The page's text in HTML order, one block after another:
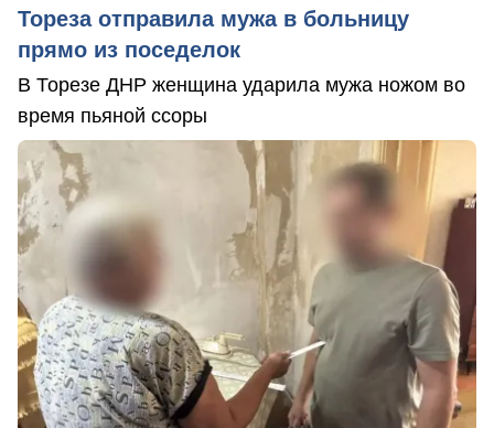
Тореза отправила мужа в больницу
прямо из поседелок
В Торезе ДНР женщина ударила мужа ножом во
время пьяной ссоры